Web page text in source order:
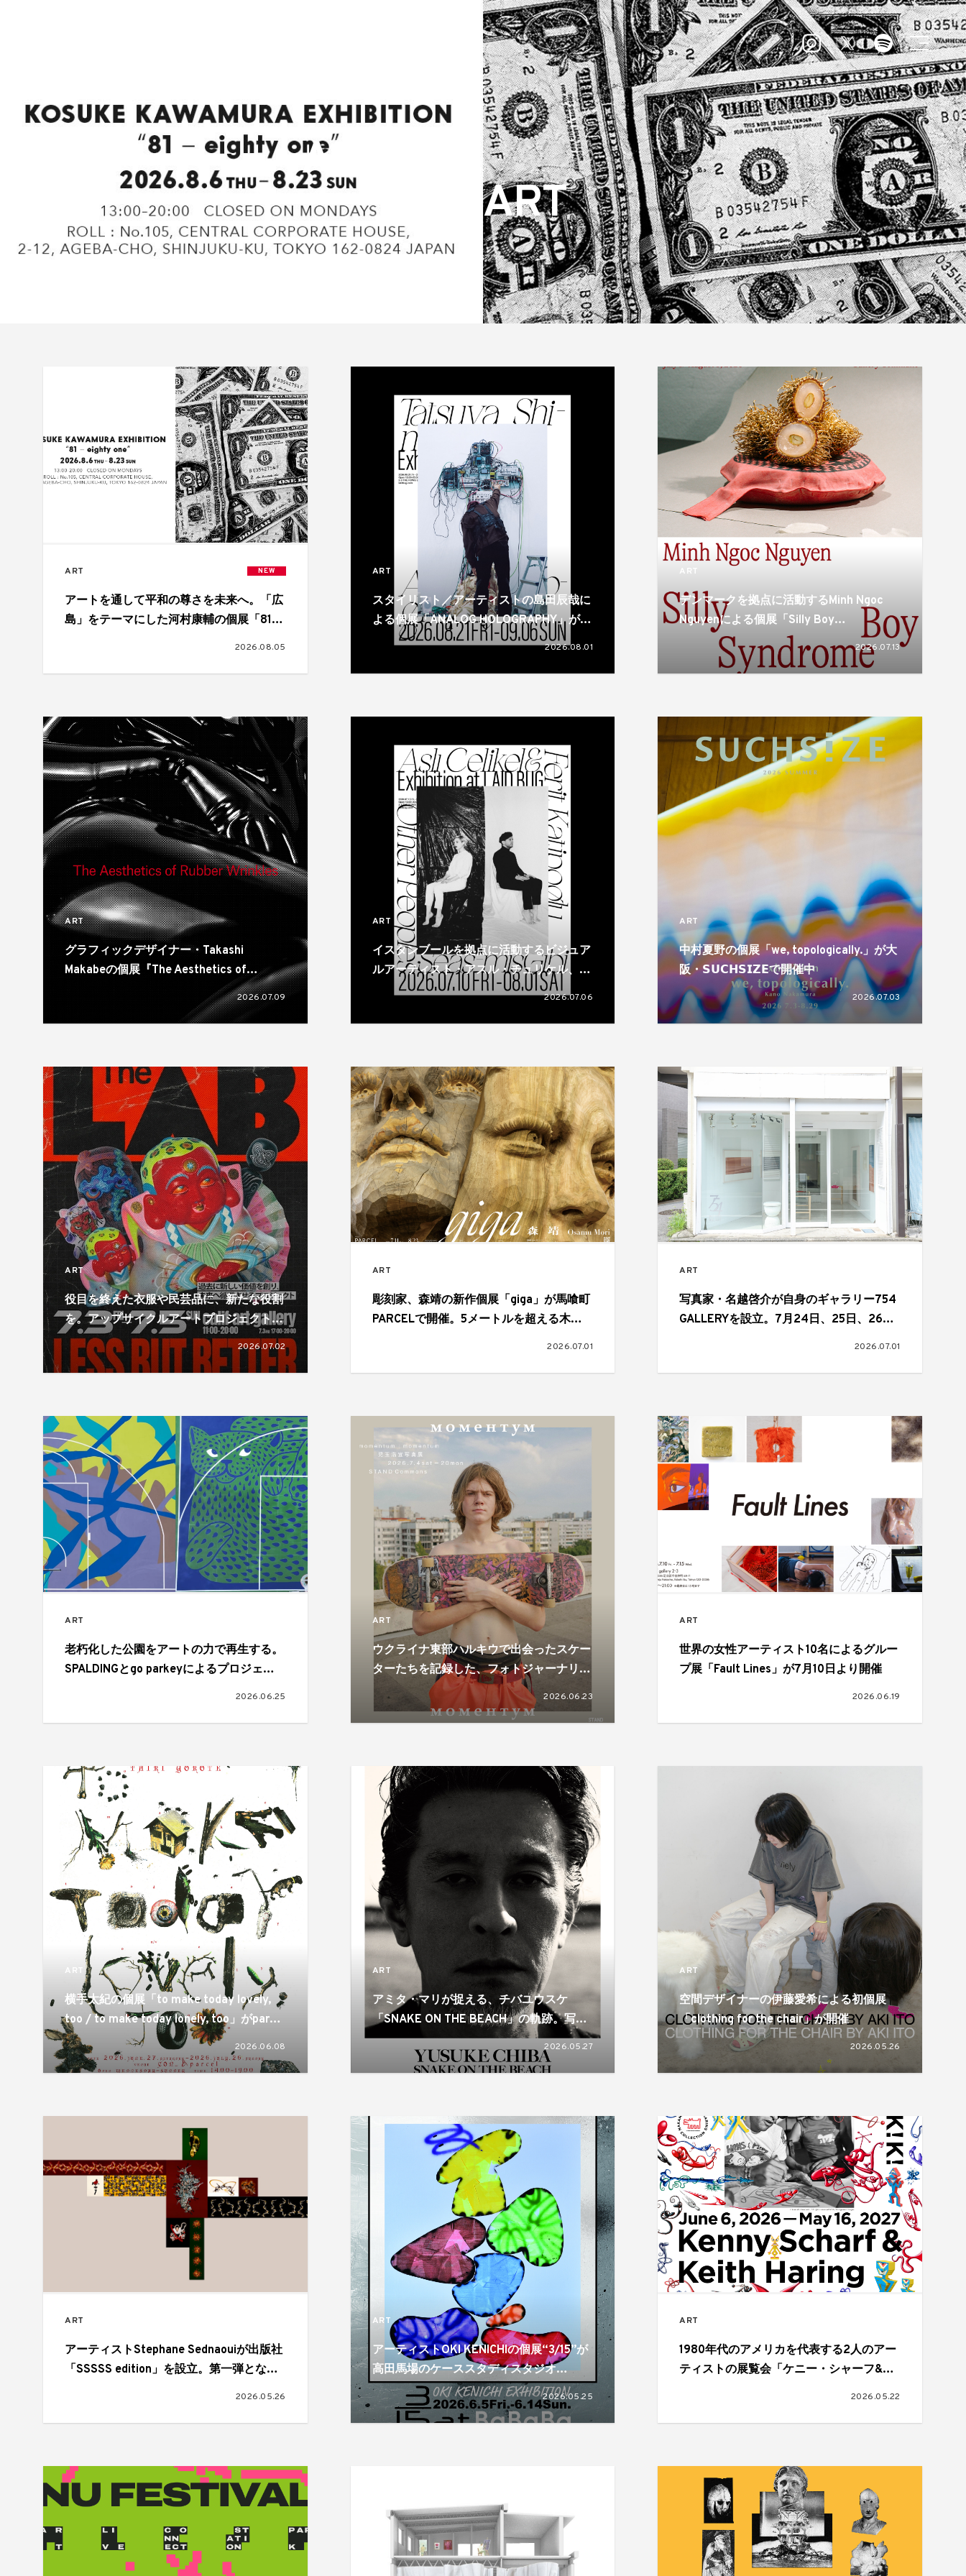
ARCHIVE
ART
ART NEW
アートを通して平和の尊さを未来へ。「広
島」をテーマにした河村康輔の個展「81 –
2026.08.05
ART
スタイリスト／アーティストの島田辰哉に
よる個展「ANALOG HOLOGRAPHY」が代
官山で開催
2026.08.01
ART
デンマークを拠点に活動するMinh Ngoc
Nguyenによる個展「Silly Boy
Syndrome」がgallery communeで開催。
揺れ動き、形づくられるアイデンティティ
のあり方を描き出す
2026.07.13
ART
グラフィックデザイナー・Takashi
Makabeの個展『The Aesthetics of
Rubber Wrinkles』が奈良のsonatineで開
2026.07.09
ART
イスタンブールを拠点に活動するビジュア
ルアーティスト・アスル・チュリケル、フ
ェリット・カティポールのデュオ展が開催
2026.07.06
ART
中村夏野の個展「we, topologically.」が大
阪・𝗦𝗨𝗖𝗛𝗦𝗜𝗭𝗘で開催中
2026.07.03
ART
役目を終えた衣服や民芸品に、新たな役割
を。アップサイクルアートプロジェクト
「LESS, BUT BETTER」による展覧会が開
2026.07.02
ART
彫刻家、森靖の新作個展「giga」が馬喰町
PARCELで開催。5メートルを超える木彫
2026.07.01
ART
写真家・名越啓介が自身のギャラリー754
GALLERYを設立。7月24日、25日、26日
2026.07.01
ART
老朽化した公園をアートの力で再生する。
SPALDINGとgo parkeyによるプロジェク
2026.06.25
ART
ウクライナ東部ハルキウで出会ったスケー
ターたちを記録した、フォトジャーナリス
ト児玉浩宜の写真展が開催
2026.06.23
ART
世界の女性アーティスト10名によるグルー
プ展「Fault Lines」が7月10日より開催
2026.06.19
ART
横手太紀の個展「to make today lovely,
too / to make today lonely, too」がparcel
とCON_の2会場で開催。同じものが視点ひ
とつで反転するという両義性が静かに差し
出される
2026.06.08
ART
アミタ・マリが捉える、チバユウスケ
「SNAKE ON THE BEACH」の軌跡。写真
集発売＆写真展開催
2026.05.27
ART
空間デザイナーの伊藤愛希による初個展
「clothing for the chair」が開催
2026.05.26
ART
アーティストStephane Sednaouiが出版社
「SSSSS edition」を設立。第一弾となる
2026.05.26
ART
アーティストOKI KENICHIの個展“3/15”が
高田馬場のケーススタディスタジオ
BaBaBaで6月5日より開催
2026.05.25
ART
1980年代のアメリカを代表する2人のアー
ティストの展覧会「ケニー・シャーフ&キ
2026.05.22